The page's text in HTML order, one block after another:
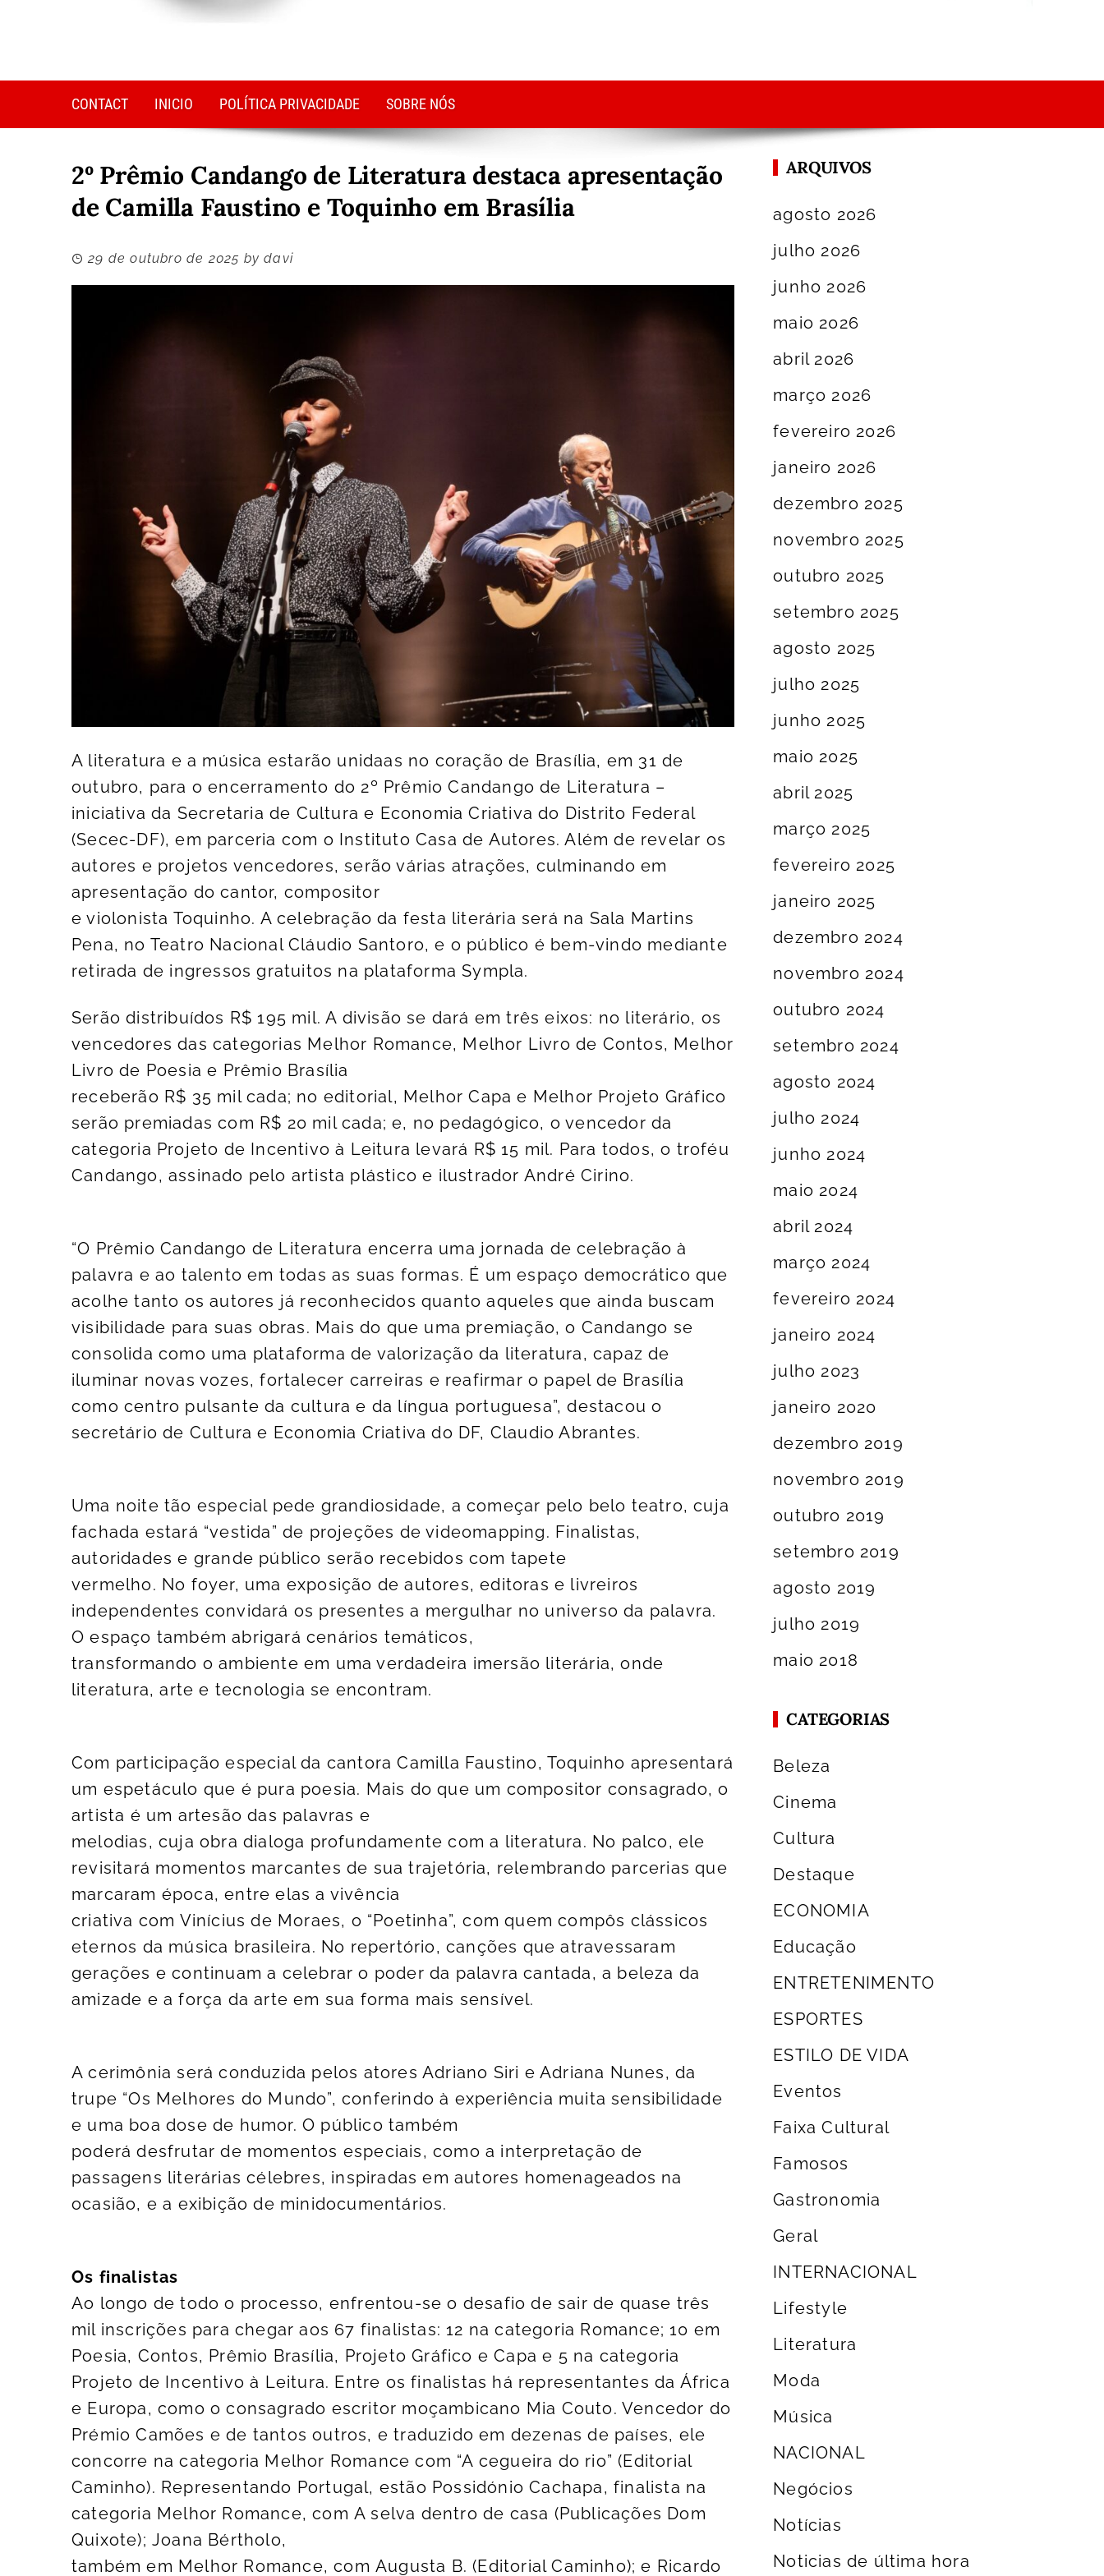
CONTACT INICIO POLÍTICA PRIVACIDADE SOBRE NÓS
2º Prêmio Candango de Literatura destaca apresentação
de Camilla Faustino e Toquinho em Brasília
29 de outubro de 2025 bydavi
A literatura e a música estarão unidaas no coração de Brasília, em 31 de
outubro, para o encerramento do 2º Prêmio Candango de Literatura –
iniciativa da Secretaria de Cultura e Economia Criativa do Distrito Federal
(Secec-DF), em parceria com o Instituto Casa de Autores. Além de revelar os
autores e projetos vencedores, serão várias atrações, culminando em
apresentação do cantor, compositor
e violonista Toquinho. A celebração da festa literária será na Sala Martins
Pena, no Teatro Nacional Cláudio Santoro, e o público é bem-vindo mediante
retirada de ingressos gratuitos na plataforma Sympla.
Serão distribuídos R$ 195 mil. A divisão se dará em três eixos: no literário, os
vencedores das categorias Melhor Romance, Melhor Livro de Contos, Melhor
Livro de Poesia e Prêmio Brasília
receberão R$ 35 mil cada; no editorial, Melhor Capa e Melhor Projeto Gráfico
serão premiadas com R$ 20 mil cada; e, no pedagógico, o vencedor da
categoria Projeto de Incentivo à Leitura levará R$ 15 mil. Para todos, o troféu
Candango, assinado pelo artista plástico e ilustrador André Cirino.
“O Prêmio Candango de Literatura encerra uma jornada de celebração à
palavra e ao talento em todas as suas formas. É um espaço democrático que
acolhe tanto os autores já reconhecidos quanto aqueles que ainda buscam
visibilidade para suas obras. Mais do que uma premiação, o Candango se
consolida como uma plataforma de valorização da literatura, capaz de
iluminar novas vozes, fortalecer carreiras e reafirmar o papel de Brasília
como centro pulsante da cultura e da língua portuguesa”, destacou o
secretário de Cultura e Economia Criativa do DF, Claudio Abrantes.
Uma noite tão especial pede grandiosidade, a começar pelo belo teatro, cuja
fachada estará “vestida” de projeções de videomapping. Finalistas,
autoridades e grande público serão recebidos com tapete
vermelho. No foyer, uma exposição de autores, editoras e livreiros
independentes convidará os presentes a mergulhar no universo da palavra.
O espaço também abrigará cenários temáticos,
transformando o ambiente em uma verdadeira imersão literária, onde
literatura, arte e tecnologia se encontram.
Com participação especial da cantora Camilla Faustino, Toquinho apresentará
um espetáculo que é pura poesia. Mais do que um compositor consagrado, o
artista é um artesão das palavras e
melodias, cuja obra dialoga profundamente com a literatura. No palco, ele
revisitará momentos marcantes de sua trajetória, relembrando parcerias que
marcaram época, entre elas a vivência
criativa com Vinícius de Moraes, o “Poetinha”, com quem compôs clássicos
eternos da música brasileira. No repertório, canções que atravessaram
gerações e continuam a celebrar o poder da palavra cantada, a beleza da
amizade e a força da arte em sua forma mais sensível.
A cerimônia será conduzida pelos atores Adriano Siri e Adriana Nunes, da
trupe “Os Melhores do Mundo”, conferindo à experiência muita sensibilidade
e uma boa dose de humor. O público também
poderá desfrutar de momentos especiais, como a interpretação de
passagens literárias célebres, inspiradas em autores homenageados na
ocasião, e a exibição de minidocumentários.
Os finalistas
Ao longo de todo o processo, enfrentou-se o desafio de sair de quase três
mil inscrições para chegar aos 67 finalistas: 12 na categoria Romance; 10 em
Poesia, Contos, Prêmio Brasília, Projeto Gráfico e Capa e 5 na categoria
Projeto de Incentivo à Leitura. Entre os finalistas há representantes da África
e Europa, como o consagrado escritor moçambicano Mia Couto. Vencedor do
Prémio Camões e de tantos outros, e traduzido em dezenas de países, ele
concorre na categoria Melhor Romance com “A cegueira do rio” (Editorial
Caminho). Representando Portugal, estão Possidónio Cachapa, finalista na
categoria Melhor Romance, com A selva dentro de casa (Publicações Dom
Quixote); Joana Bértholo,
também em Melhor Romance, com Augusta B. (Editorial Caminho); e Ricardo
ARQUIVOS
agosto 2026
julho 2026
junho 2026
maio 2026
abril 2026
março 2026
fevereiro 2026
janeiro 2026
dezembro 2025
novembro 2025
outubro 2025
setembro 2025
agosto 2025
julho 2025
junho 2025
maio 2025
abril 2025
março 2025
fevereiro 2025
janeiro 2025
dezembro 2024
novembro 2024
outubro 2024
setembro 2024
agosto 2024
julho 2024
junho 2024
maio 2024
abril 2024
março 2024
fevereiro 2024
janeiro 2024
julho 2023
janeiro 2020
dezembro 2019
novembro 2019
outubro 2019
setembro 2019
agosto 2019
julho 2019
maio 2018
CATEGORIAS
Beleza
Cinema
Cultura
Destaque
ECONOMIA
Educação
ENTRETENIMENTO
ESPORTES
ESTILO DE VIDA
Eventos
Faixa Cultural
Famosos
Gastronomia
Geral
INTERNACIONAL
Lifestyle
Literatura
Moda
Música
NACIONAL
Negócios
Notícias
Noticias de última hora